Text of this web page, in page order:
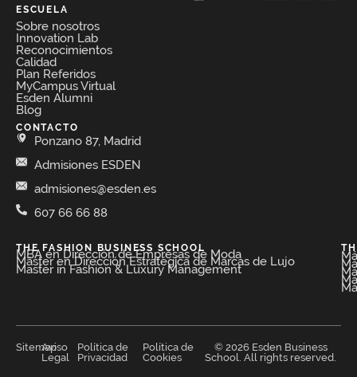
ESCUELA
Sobre nosotros
Innovation Lab
Reconocimientos
Calidad
Plan Referidos
MyCampus Virtual
Esden Alumni
Blog
CONTACTO
Ponzano 87, Madrid
Admisiones ESDEN
admisiones@esden.es
607 66 66 88
THE FASHION BUSINESS SCHOOL​
MBA en Dirección de Empresas de Moda​
Máster en Dirección Estratégica de Marcas de Lujo
Master in Fashion & Luxury Management
© 2026 Esden Business
School. All rights reserved.
Sitemap
Aviso
Legal
Política de
Privacidad
Política de
Cookies